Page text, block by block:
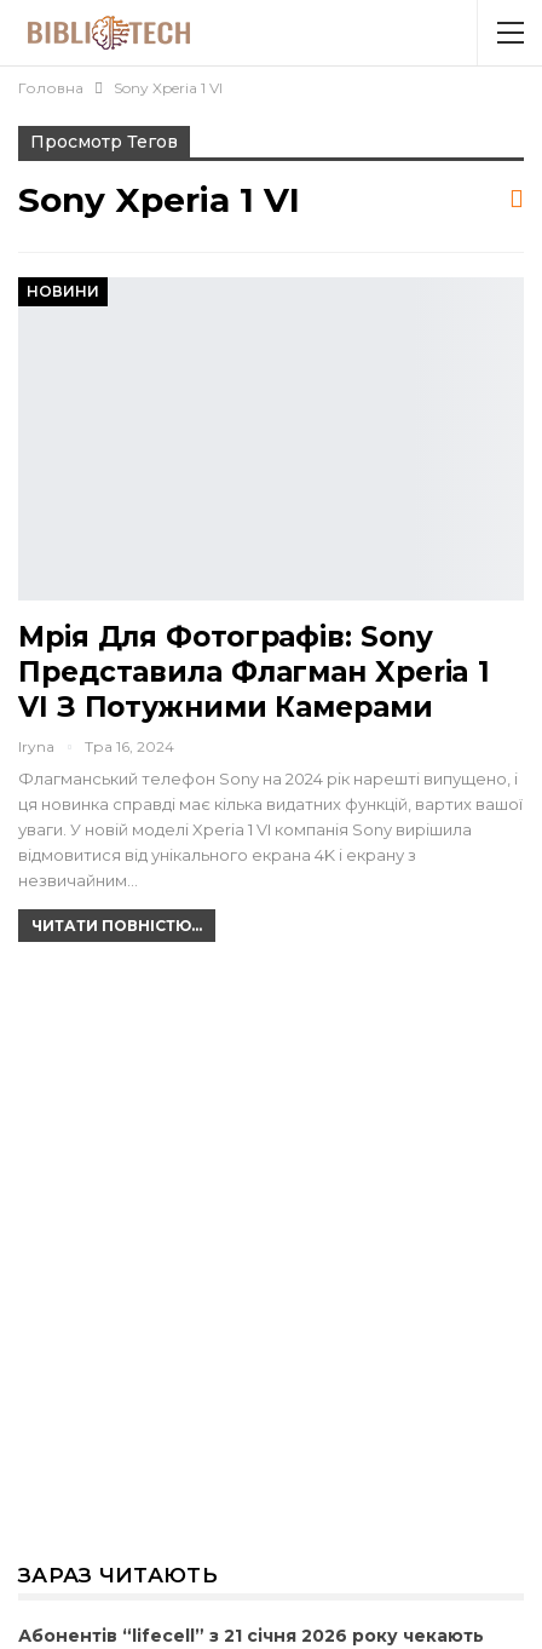
Головна Sony Xperia 1 VI
Просмотр Тегов
Sony Xperia 1 VI
НОВИНИ
Мрія Для Фотографів: Sony
Представила Флагман Xperia 1
VI З Потужними Камерами
Iryna Тра 16, 2024
Флагманський телефон Sony на 2024 рік нарешті випущено, і
ця новинка справді має кілька видатних функцій, вартих вашої
уваги. У новій моделі Xperia 1 VI компанія Sony вирішила
відмовитися від унікального екрана 4K і екрану з
незвичайним…
ЧИТАТИ ПОВНІСТЮ...
ЗАРАЗ ЧИТАЮТЬ
Абонентів “lifecell” з 21 січня 2026 року чекають